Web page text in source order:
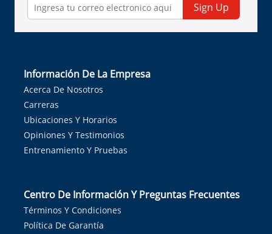
Sign Up
Información De La Empresa
Acerca De Nosotros
Carreras
Ubicaciones Y Horarios
Opiniones Y Testimonios
Entrenamiento Y Pruebas
Centro De Información Y Preguntas Frecuentes
Términos Y Condiciones
Política De Garantía